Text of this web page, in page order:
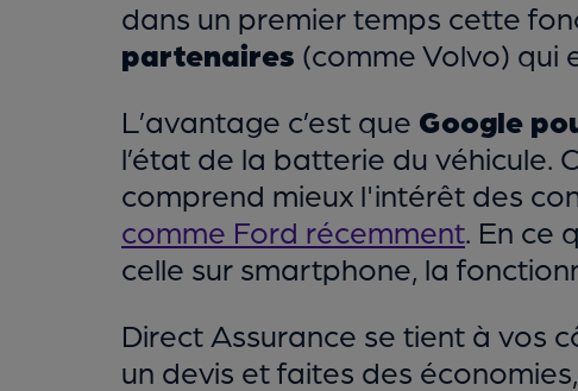
dans un premier temps cette
partenaires (comme Volvo) qui
L’avantage c’est que Google
l’état de la batterie du
comprend mieux l'intérêt des
comme Ford récemment. En ce
celle sur smartphone, la
Direct Assurance se tient à vos
un devis et faites des